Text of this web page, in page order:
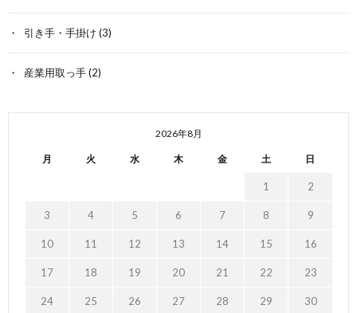
引き手・手掛け (3)
産業用取っ手(2)
2026年8月
月 火 水 木 金 土 日
1 2
3 4 5 6 7 8 9
10 11 12 13 14 15 16
17 18 19 20 21 22 23
24 25 26 27 28 29 30